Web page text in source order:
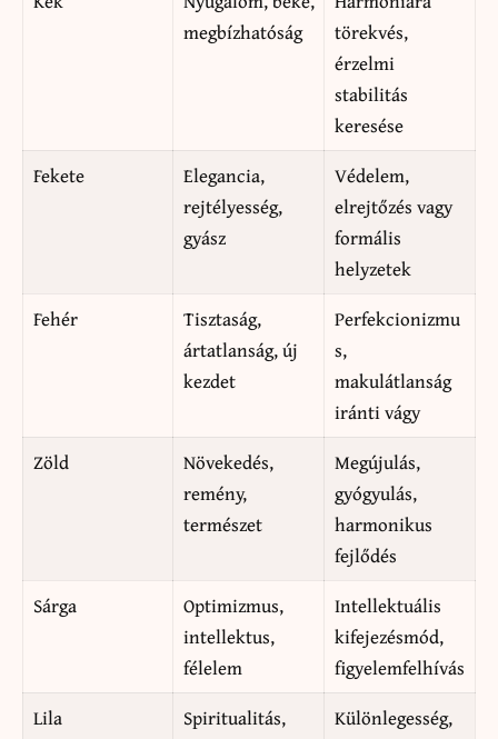
megbízhatóság
törekvés,
érzelmi
stabilitás
keresése
Fekete
Elegancia,
rejtélyesség,
gyász
Védelem,
elrejtőzés vagy
formális
helyzetek
Fehér
Tisztaság,
ártatlanság, új
kezdet
Perfekcionizmu
s,
makulátlanság
iránti vágy
Zöld
Növekedés,
remény,
természet
Megújulás,
gyógyulás,
harmonikus
fejlődés
Sárga
Optimizmus,
intellektus,
félelem
Intellektuális
kifejezésmód,
figyelemfelhívás
Lila
Spiritualitás,
Különlegesség,